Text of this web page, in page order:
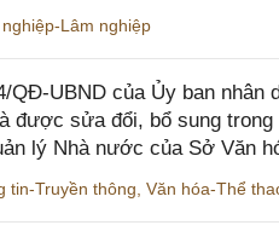
Lâm nghiệp
QĐ-UBND của Ủy ban
được sửa đổi, bổ sung
lý Nhà nước của Sở Văn
tin-Truyền thông Văn hóa-Thể